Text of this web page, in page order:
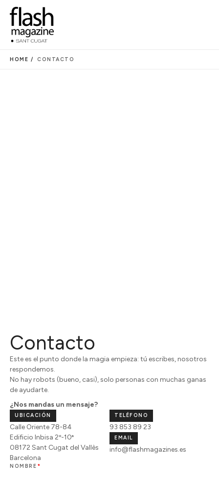
HOME / CONTACTO
Contacto
Este es el punto donde la magia empieza: tú escribes, nosotros
respondemos.
No hay robots (bueno, casi), solo personas con muchas ganas
de ayudarte.
¿Nos mandas un mensaje?​
UBICACIÓN
Calle Oriente 78-84
Edificio Inbisa 2º-10ª
08172 Sant Cugat del Vallès
Barcelona
TELÉFONO
93 853 89 23
EMAIL
info@flashmagazines.es
NOMBRE